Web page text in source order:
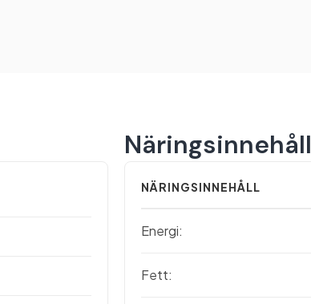
Näringsinnehåll
NÄRINGSINNEHÅLL
Energi:
Fett: